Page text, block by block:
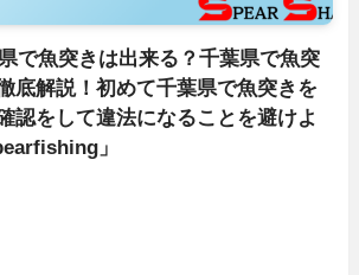
で魚突きは出来る？千葉県で魚突
底解説！初めて千葉県で魚突きを
認をして違法になることを避けよ
」